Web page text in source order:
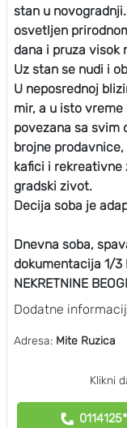
stan u
osvetljen
dana i pruza visok
Uz stan se nudi i
U neposrednoj
mir, a u isto
povezana sa svim
brojne
kafici i rekreativne
gradski zivot.
Decija soba je
Dnevna soba,
dokumentacija 1/
NEKRETNINE
Dodatne
Adresa: Mite Ruzica
Klikni